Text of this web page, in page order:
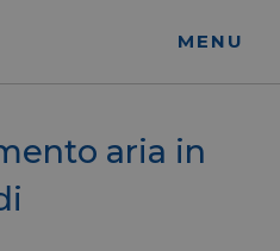
MENU
aria in